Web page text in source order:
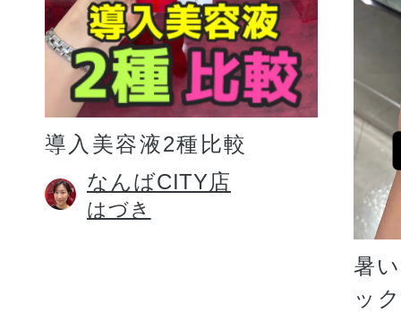
プリマモイスト
スキンクリア
クレンズオイル
導入美容液2種比較
なんばCITY店
はづき
暑
ッ